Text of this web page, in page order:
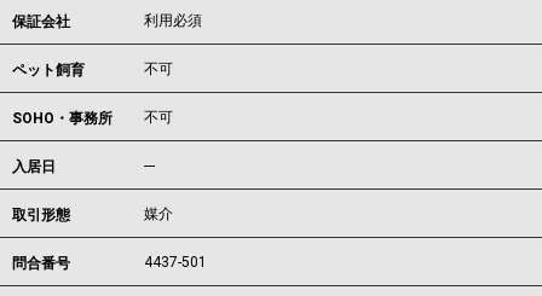
保証会社 利用必須
ペット飼育 不可
SOHO・事務所 不可
入居日 ---
取引形態 媒介
問合番号 4437-501